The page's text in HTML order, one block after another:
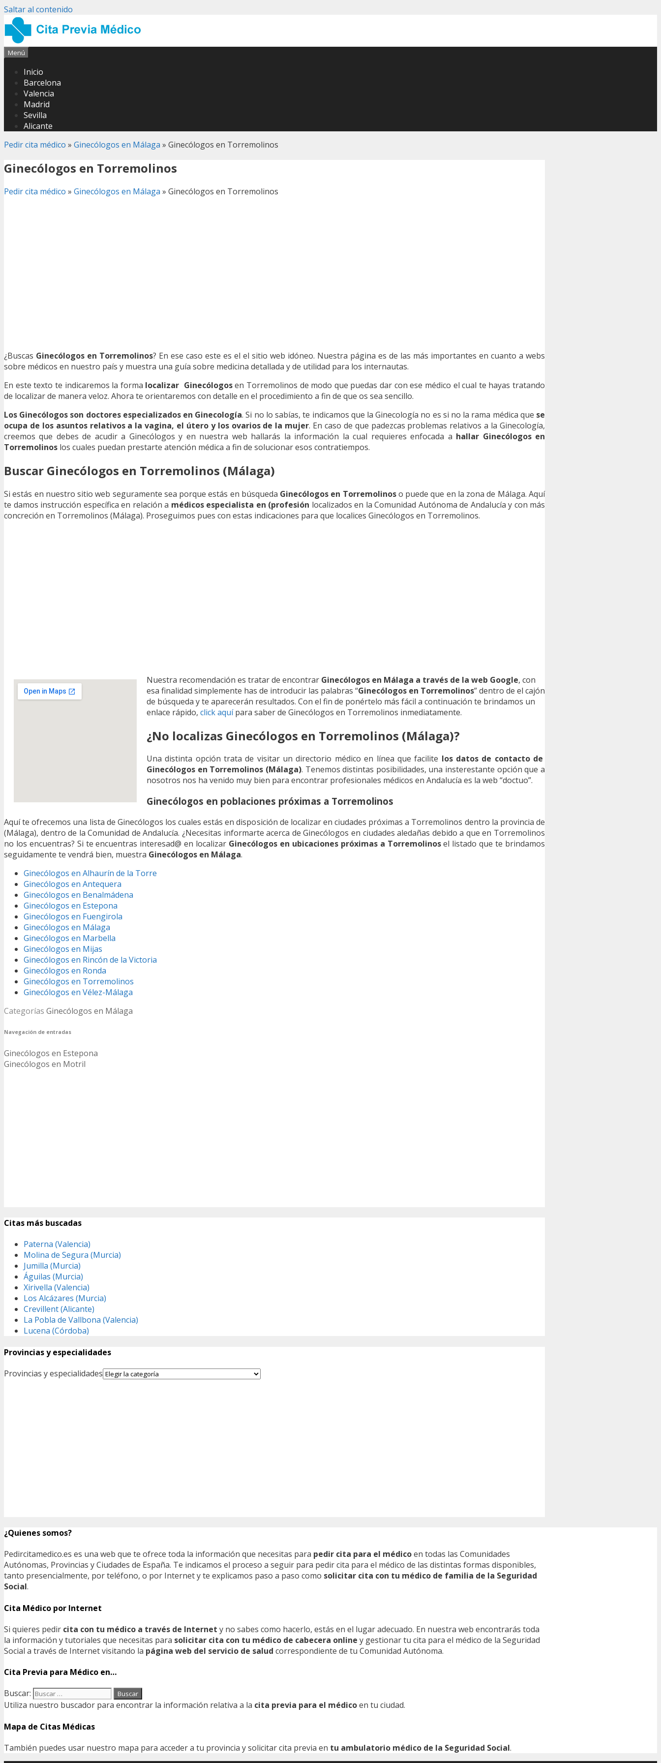
Saltar al contenido
Menú
Inicio
Barcelona
Valencia
Madrid
Sevilla
Alicante
Pedir cita médico » Ginecólogos en Málaga » Ginecólogos en Torremolinos
Ginecólogos en Torremolinos
Pedir cita médico » Ginecólogos en Málaga » Ginecólogos en Torremolinos
¿Buscas Ginecólogos en Torremolinos? En ese caso este es el el sitio web idóneo. Nuestra página es de las más importantes en cuanto a webs
sobre médicos en nuestro país y muestra una guía sobre medicina detallada y de utilidad para los internautas.
En este texto te indicaremos la forma localizar Ginecólogosen Torremolinos de modo que puedas dar con ese médico el cual te hayas tratando
de localizar de manera veloz. Ahora te orientaremos con detalle en el procedimiento a fin de que os sea sencillo.
Los Ginecólogos son doctores especializados en Ginecología. Si no lo sabías, te indicamos que la Ginecología no es si no la rama médica que se
ocupa de los asuntos relativos a la vagina, el útero y los ovarios de la mujer. En caso de que padezcas problemas relativos a la Ginecología,
creemos que debes de acudir a Ginecólogos y en nuestra web hallarás la información la cual requieres enfocada a hallar Ginecólogos en
Torremolinos los cuales puedan prestarte atención médica a fin de solucionar esos contratiempos.
Buscar Ginecólogos en Torremolinos (Málaga)
Si estás en nuestro sitio web seguramente sea porque estás en búsqueda Ginecólogos en Torremolinoso puede que en la zona de Málaga. Aquí
te damos instrucción específica en relación a médicos especialista en (profesión localizados en la Comunidad Autónoma de Andalucía y con más
concreción en Torremolinos (Málaga). Proseguimos pues con estas indicaciones para que localices Ginecólogos en Torremolinos.
Nuestra recomendación es tratar de encontrar Ginecólogos en Málaga a través de la web Google, con
esa finalidad simplemente has de introducir las palabras “Ginecólogos en Torremolinos” dentro de el cajón
de búsqueda y te aparecerán resultados. Con el fin de ponértelo más fácil a continuación te brindamos un
enlace rápido, click aquípara saber de Ginecólogos en Torremolinos inmediatamente.
¿No localizas Ginecólogos en Torremolinos (Málaga)?
Una distinta opción trata de visitar un directorio médico en línea que facilite los datos de contacto de
Ginecólogos en Torremolinos (Málaga). Tenemos distintas posibilidades, una insterestante opción que a
nosotros nos ha venido muy bien para encontrar profesionales médicos en Andalucía es la web “doctuo”.
Ginecólogos en poblaciones próximas a Torremolinos
Aquí te ofrecemos una lista de Ginecólogos los cuales estás en disposición de localizar en ciudades próximas a Torremolinos dentro la provincia de
(Málaga), dentro de la Comunidad de Andalucía. ¿Necesitas informarte acerca de Ginecólogos en ciudades aledañas debido a que en Torremolinos
no los encuentras? Si te encuentras interesad@ en localizar Ginecólogos en ubicaciones próximas a Torremolinosel listado que te brindamos
seguidamente te vendrá bien, muestra Ginecólogos en Málaga.
Ginecólogos en Alhaurín de la Torre
Ginecólogos en Antequera
Ginecólogos en Benalmádena
Ginecólogos en Estepona
Ginecólogos en Fuengirola
Ginecólogos en Málaga
Ginecólogos en Marbella
Ginecólogos en Mijas
Ginecólogos en Rincón de la Victoria
Ginecólogos en Ronda
Ginecólogos en Torremolinos
Ginecólogos en Vélez-Málaga
Categorías Ginecólogos en Málaga
Navegación de entradas
Ginecólogos en Estepona
Ginecólogos en Motril
Citas más buscadas
Paterna (Valencia)
Molina de Segura (Murcia)
Jumilla (Murcia)
Águilas (Murcia)
Xirivella (Valencia)
Los Alcázares (Murcia)
Crevillent (Alicante)
La Pobla de Vallbona (Valencia)
Lucena (Córdoba)
Provincias y especialidades
Provincias y especialidades
¿Quienes somos?
Pedircitamedico.es es una web que te ofrece toda la información que necesitas para pedir cita para el médicoen todas las Comunidades
Autónomas, Provincias y Ciudades de España. Te indicamos el proceso a seguir para pedir cita para el médico de las distintas formas disponibles,
tanto presencialmente, por teléfono, o por Internet y te explicamos paso a paso como solicitar cita con tu médico de familia de la Seguridad
Social.
Cita Médico por Internet
Si quieres pedir cita con tu médico a través de Internet y no sabes como hacerlo, estás en el lugar adecuado. En nuestra web encontrarás toda
la información y tutoriales que necesitas para solicitar cita con tu médico de cabecera online y gestionar tu cita para el médico de la Seguridad
Social a través de Internet visitando la página web del servicio de salud correspondiente de tu Comunidad Autónoma.
Cita Previa para Médico en…
Buscar:
Utiliza nuestro buscador para encontrar la información relativa a la cita previa para el médicoen tu ciudad.
Mapa de Citas Médicas
También puedes usar nuestro mapa para acceder a tu provincia y solicitar cita previa en tu ambulatorio médico de la Seguridad Social.